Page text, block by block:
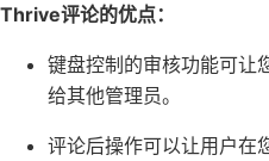
Thrive评论的优点：
键盘控制的审核功能可让
给其他管理员。
评论后操作可以让用户在